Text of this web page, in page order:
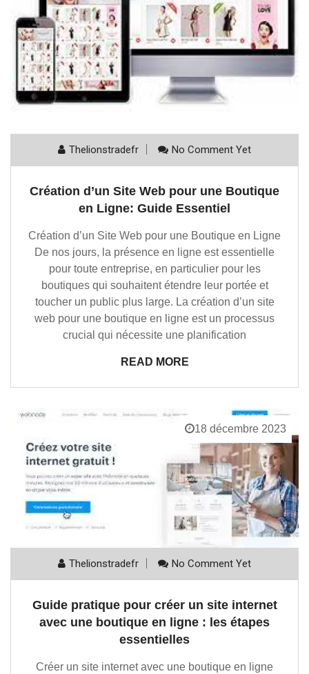
Thelionstradefr No Comment Yet
Création d’un Site Web pour une Boutique
en Ligne: Guide Essentiel
Création d’un Site Web pour une Boutique en Ligne
De nos jours, la présence en ligne est essentielle
pour toute entreprise, en particulier pour les
boutiques qui souhaitent étendre leur portée et
toucher un public plus large. La création d’un site
web pour une boutique en ligne est un processus
crucial qui nécessite une planification
READ MORE
18 décembre 2023
Thelionstradefr No Comment Yet
Guide pratique pour créer un site internet
avec une boutique en ligne : les étapes
essentielles
Créer un site internet avec une boutique en ligne